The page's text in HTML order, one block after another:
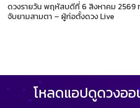
ดวงรายวัน พฤหัสบดีที่ 6 สิงหาคม 2569
จับยามสามตา – ผู้ก่อตั้งดวง Live
โหลดแอปดูดวงออ